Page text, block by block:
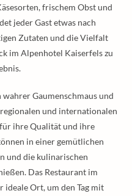
frischem Obst und
jeder Gast etwas nach
Zutaten und die Vielfalt
im Alpenhotel Kaiserfels zu
Gaumenschmaus und
und internationalen
ihre Qualität und ihre
in einer gemütlichen
und die kulinarischen
Das Restaurant im
Ort, um den Tag mit